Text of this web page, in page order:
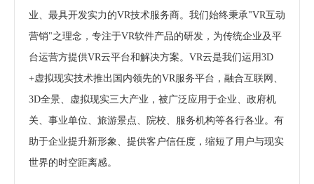
业、最具开发实力的VR技术服务商。我们始终秉承"VR互动
营销"之理念，专注于VR软件产品的研发，为传统企业及平
台运营方提供VR云平台和解决方案。VR云是我们运用3D
+虚拟现实技术推出国内领先的VR服务平台，融合互联网、
3D全景、虚拟现实三大产业，被广泛应用于企业、政府机
关、事业单位、旅游景点、院校、服务机构等各行各业。有
助于企业提升新形象、提供客户信任度，缩短了用户与现实
世界的时空距离感。